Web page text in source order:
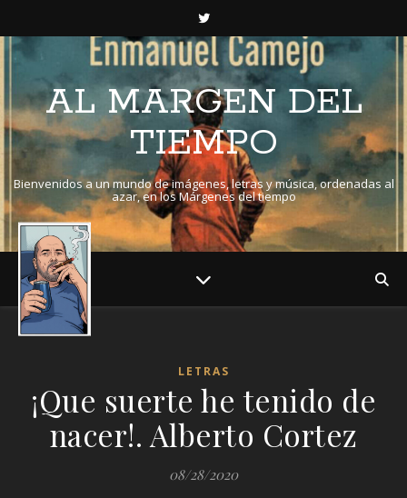
AL MARGEN DEL
TIEMPO
Bienvenidos a un mundo de imágenes, letras y música, ordenadas al
azar, en los Márgenes del tiempo
LETRAS
¡Que suerte he tenido de
nacer!. Alberto Cortez
08/28/2020